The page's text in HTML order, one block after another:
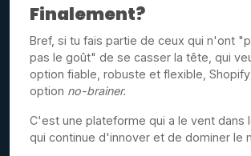
Finalement?
Bref, si tu fais partie de ceux qui n'ont
pas le goût" de se casser la tête, qui
option fiable, robuste et flexible,
option no-brainer.
C'est une plateforme qui a le vent dans
qui continue d'innover et de dominer le